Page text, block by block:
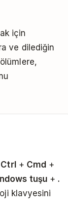
için
ve dilediğin
Ctrl+ Cmd +
tuşu + .
klavyesini